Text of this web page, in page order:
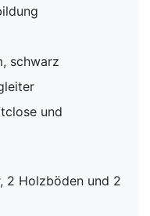
schwarz
und
2 Holzböden und 2